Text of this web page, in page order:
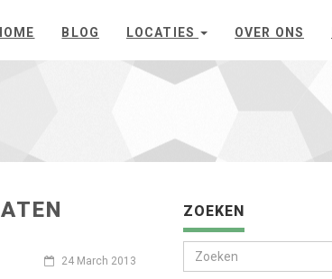
BLOG LOCATIES OVER ONS
24 March 2013
ZOEKEN